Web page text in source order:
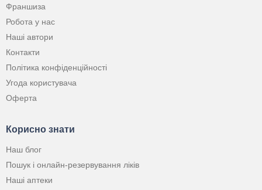
Франшиза
Робота у нас
Наші автори
Контакти
Політика конфіденційності
Угода користувача
Оферта
Корисно знати
Наш блог
Пошук і онлайн-резервування ліків
Наші аптеки